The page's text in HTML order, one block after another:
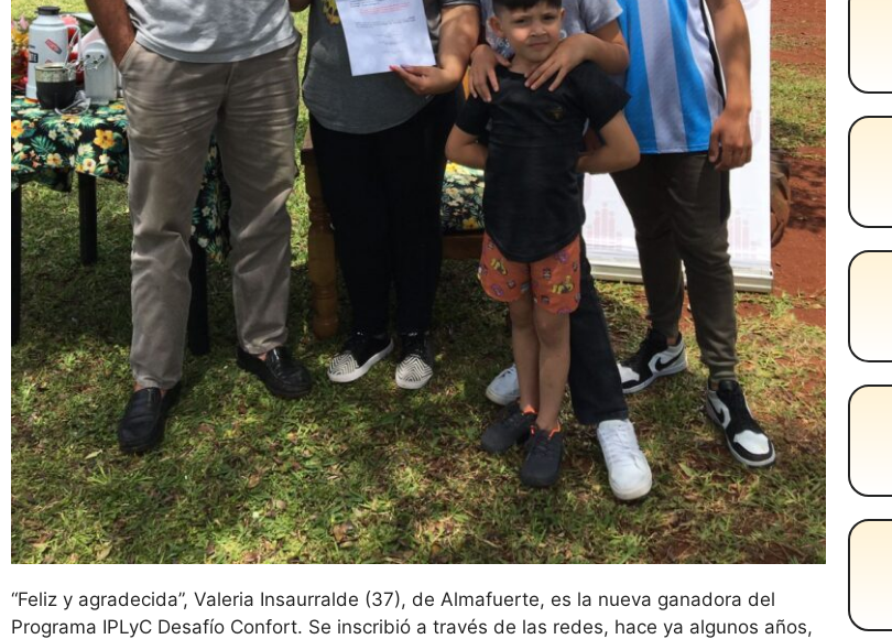
“Feliz y agradecida”, Valeria Insaurralde (37), de Almafuerte, es la nueva ganadora del
Programa IPLyC Desafío Confort. Se inscribió a través de las redes, hace ya algunos años,